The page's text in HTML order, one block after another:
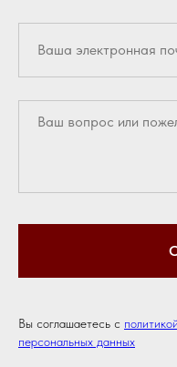
Вы соглашаетесь с
персональных данных